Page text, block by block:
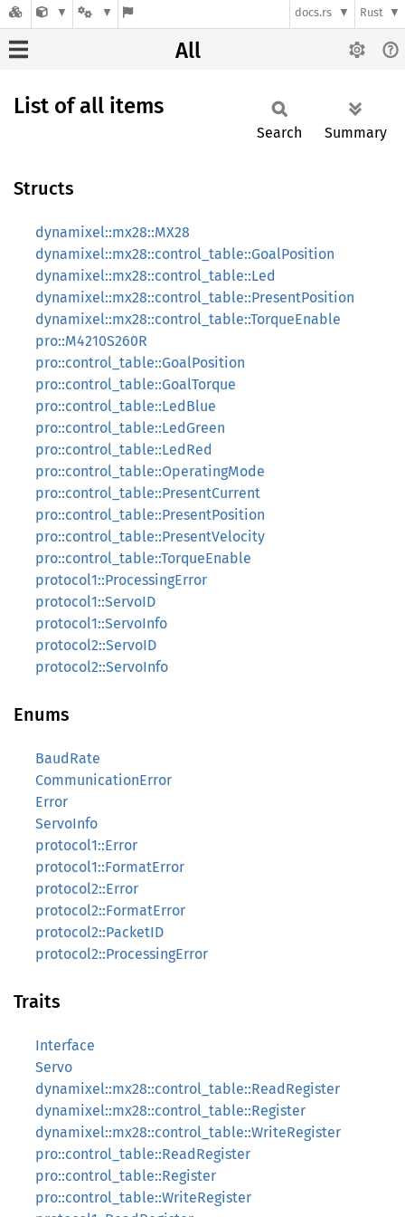
docs.rs Rust
All
List of all items
Search Summary
Structs
dynamixel::mx28::MX28
dynamixel::mx28::control_table::GoalPosition
dynamixel::mx28::control_table::Led
dynamixel::mx28::control_table::PresentPosition
dynamixel::mx28::control_table::TorqueEnable
pro::M4210S260R
pro::control_table::GoalPosition
pro::control_table::GoalTorque
pro::control_table::LedBlue
pro::control_table::LedGreen
pro::control_table::LedRed
pro::control_table::OperatingMode
pro::control_table::PresentCurrent
pro::control_table::PresentPosition
pro::control_table::PresentVelocity
pro::control_table::TorqueEnable
protocol1::ProcessingError
protocol1::ServoID
protocol1::ServoInfo
protocol2::ServoID
protocol2::ServoInfo
Enums
BaudRate
CommunicationError
Error
ServoInfo
protocol1::Error
protocol1::FormatError
protocol2::Error
protocol2::FormatError
protocol2::PacketID
protocol2::ProcessingError
Traits
Interface
Servo
dynamixel::mx28::control_table::ReadRegister
dynamixel::mx28::control_table::Register
dynamixel::mx28::control_table::WriteRegister
pro::control_table::ReadRegister
pro::control_table::Register
pro::control_table::WriteRegister